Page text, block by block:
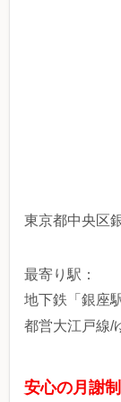
東京都中央区
最寄り駅：
地下鉄「銀座
都営大江戸線/
安心の月謝制